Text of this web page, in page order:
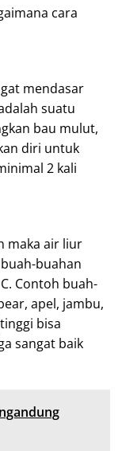
cara
mendasar
suatu
bau mulut,
diri untuk
2 kali
maka air liur
buahan
Contoh buah-
apel, jambu,
bisa
sangat baik